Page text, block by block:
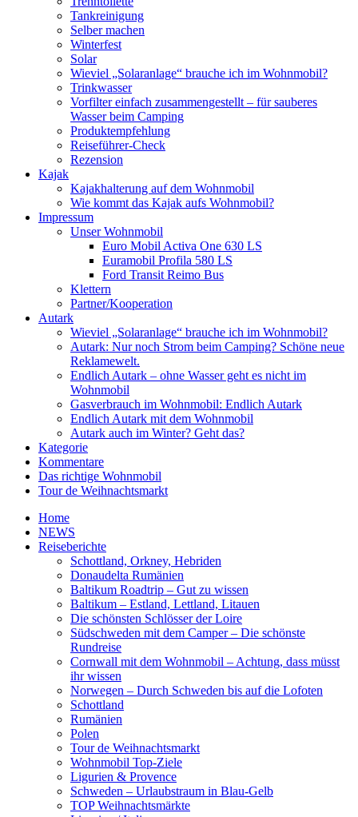
Tankreinigung
Selber machen
Winterfest
Solar
Wieviel „Solaranlage“ brauche ich im Wohnmobil?
Trinkwasser
Vorfilter einfach zusammengestellt – für sauberes
Wasser beim Camping
Produktempfehlung
Reiseführer-Check
Rezension
Kajak
Kajakhalterung auf dem Wohnmobil
Wie kommt das Kajak aufs Wohnmobil?
Impressum
Unser Wohnmobil
Euro Mobil Activa One 630 LS
Euramobil Profila 580 LS
Ford Transit Reimo Bus
Klettern
Partner/Kooperation
Autark
Wieviel „Solaranlage“ brauche ich im Wohnmobil?
Autark: Nur noch Strom beim Camping? Schöne neue
Reklamewelt.
Endlich Autark – ohne Wasser geht es nicht im
Wohnmobil
Gasverbrauch im Wohnmobil: Endlich Autark
Endlich Autark mit dem Wohnmobil
Autark auch im Winter? Geht das?
Kategorie
Kommentare
Das richtige Wohnmobil
Tour de Weihnachtsmarkt
Home
NEWS
Reiseberichte
Schottland, Orkney, Hebriden
Donaudelta Rumänien
Baltikum Roadtrip – Gut zu wissen
Baltikum – Estland, Lettland, Litauen
Die schönsten Schlösser der Loire
Südschweden mit dem Camper – Die schönste
Rundreise
Cornwall mit dem Wohnmobil – Achtung, dass müsst
ihr wissen
Norwegen – Durch Schweden bis auf die Lofoten
Schottland
Rumänien
Polen
Tour de Weihnachtsmarkt
Wohnmobil Top-Ziele
Ligurien & Provence
Schweden – Urlaubstraum in Blau-Gelb
TOP Weihnachtsmärkte